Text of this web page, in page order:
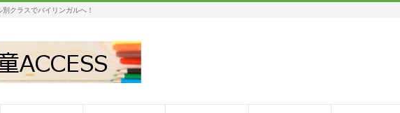
クラスでバイリンガルへ！